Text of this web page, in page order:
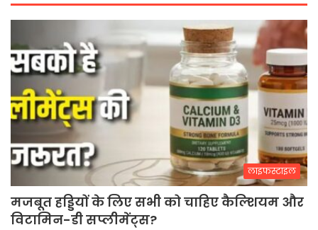
लाइफस्टाइल
मजबूत हड्डियों के लिए सभी को चाहिए कैल्शियम और
विटामिन-डी सप्लीमेंट्स?